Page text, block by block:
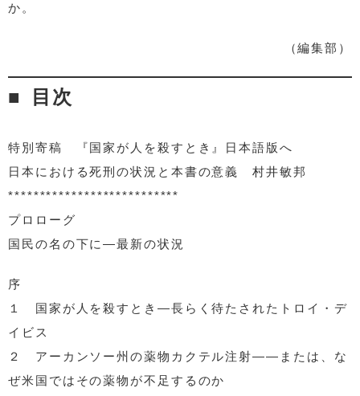
か。
（編集部）
目次
特別寄稿 『国家が人を殺すとき』日本語版へ
日本における死刑の状況と本書の意義 村井敏邦
***************************
プロローグ
国民の名の下に―最新の状況
序
１ 国家が人を殺すとき―長らく待たされたトロイ・デ
イビス
２ アーカンソー州の薬物カクテル注射――または、な
ぜ米国ではその薬物が不足するのか